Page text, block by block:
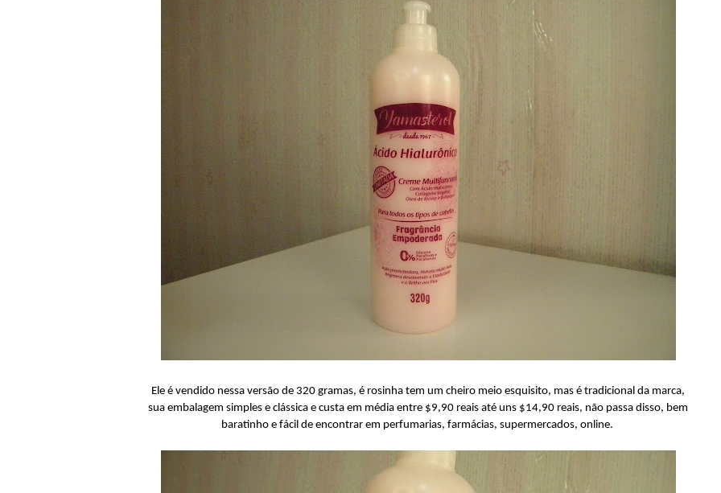
Ele é vendido nessa versão de 320 gramas, é rosinha tem um cheiro meio esquisito, mas é tradicional da marca,
sua embalagem simples e clássica e custa em média entre $9,90 reais até uns $14,90 reais, não passa disso, bem
baratinho e fácil de encontrar em perfumarias, farmácias, supermercados, online.